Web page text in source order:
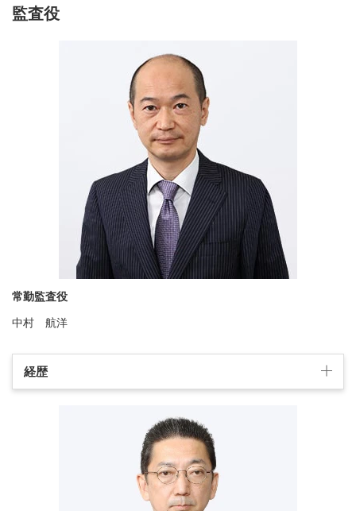
監査役
常勤監査役
中村 航洋
経歴